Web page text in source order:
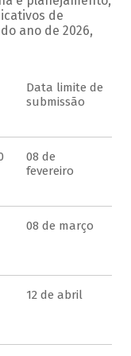
de
ano de 2026,
Data limite de
submissão
08 de
fevereiro
08 de março
12 de abril